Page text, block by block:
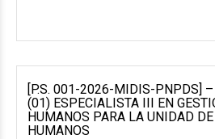
[P.S. 001-2026-MIDIS-PNPDS]
(01) ESPECIALISTA III EN
HUMANOS PARA LA UNIDAD DE
HUMANOS